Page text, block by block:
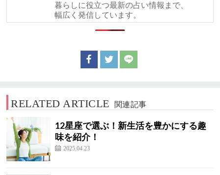
暮らしに役立つ最新の占い情報まで、
幅広く発信しています。
RELATED ARTICLE 関連記事
12星座で選ぶ！新生活を豊かにする趣
味を紹介！
2025.04.23